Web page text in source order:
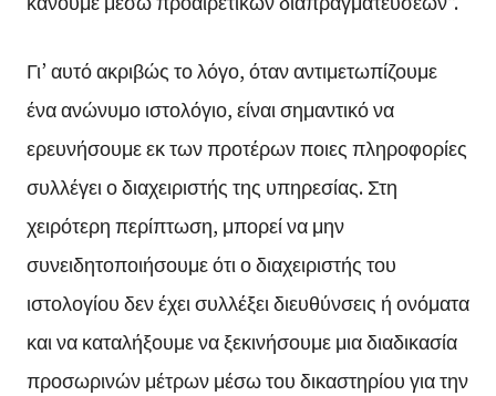
Γι’ αυτό ακριβώς το λόγο, όταν αντιμετωπίζουμε
ένα ανώνυμο ιστολόγιο, είναι σημαντικό να
ερευνήσουμε εκ των προτέρων ποιες πληροφορίες
συλλέγει ο διαχειριστής της υπηρεσίας. Στη
χειρότερη περίπτωση, μπορεί να μην
συνειδητοποιήσουμε ότι ο διαχειριστής του
ιστολογίου δεν έχει συλλέξει διευθύνσεις ή ονόματα
και να καταλήξουμε να ξεκινήσουμε μια διαδικασία
προσωρινών μέτρων μέσω του δικαστηρίου για την